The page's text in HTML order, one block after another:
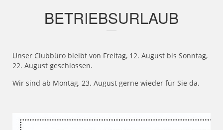
BETRIEBSURLAUB
Unser Clubbüro bleibt von Freitag, 12. August bis Sonntag,
22. August geschlossen.
Wir sind ab Montag, 23. August gerne wieder für Sie da.